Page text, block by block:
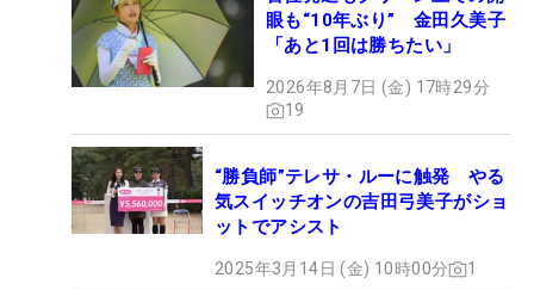
眼も“10年ぶり” 金田久美子
「あと1回は勝ちたい」
2026年8月7日 (金) 17時29分
19
“勝負師”テレサ・ルーに触発 やる
気スイッチオンの吉田弓美子がショ
ットでアシスト
2025年3月14日 (金) 10時00分 1